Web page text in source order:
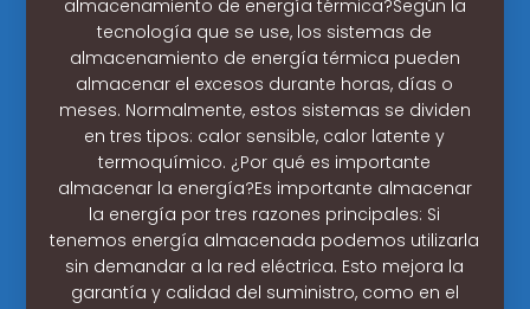
almacenamiento de energía térmica?Según la
tecnología que se use, los sistemas de
almacenamiento de energía térmica pueden
almacenar el excesos durante horas, días o
meses. Normalmente, estos sistemas se dividen
en tres tipos: calor sensible, calor latente y
termoquímico. ¿Por qué es importante
almacenar la energía?Es importante almacenar
la energía por tres razones principales: Si
tenemos energía almacenada podemos utilizarla
sin demandar a la red eléctrica. Esto mejora la
garantía y calidad del suministro, como en el